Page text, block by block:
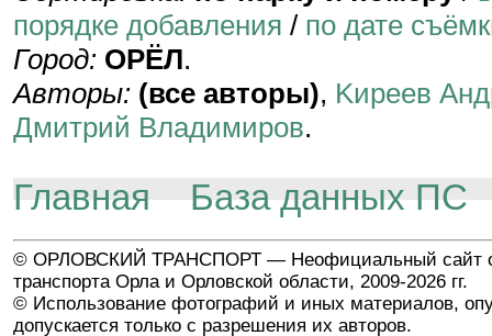
порядке добавления / по дате
Город: ОРЁЛ.
Авторы: (все авторы), Kиpeeв
Дмитрий Владимиров.
Главная База данных ПС
© ОРЛОВСКИЙ ТРАНСПОРТ — Неофициальный сайт
транспорта Орла и Орловской области, 2009-2026 гг.
© Использование фотографий и иных материалов,
допускается только с разрешения их авторов.